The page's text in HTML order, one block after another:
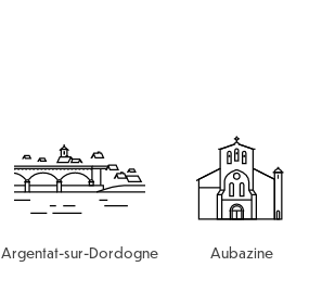
Argentat-sur-Dordogne Aubazine